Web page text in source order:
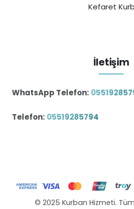
Kefaret
İletişim
WhatsApp Telefon:
Telefon: 05519285794
© 2025 Kurban Hizmeti. Tüm